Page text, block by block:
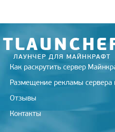
Как раскрутить сервер
Размещение рекламы сервера
Отзывы
Контакты